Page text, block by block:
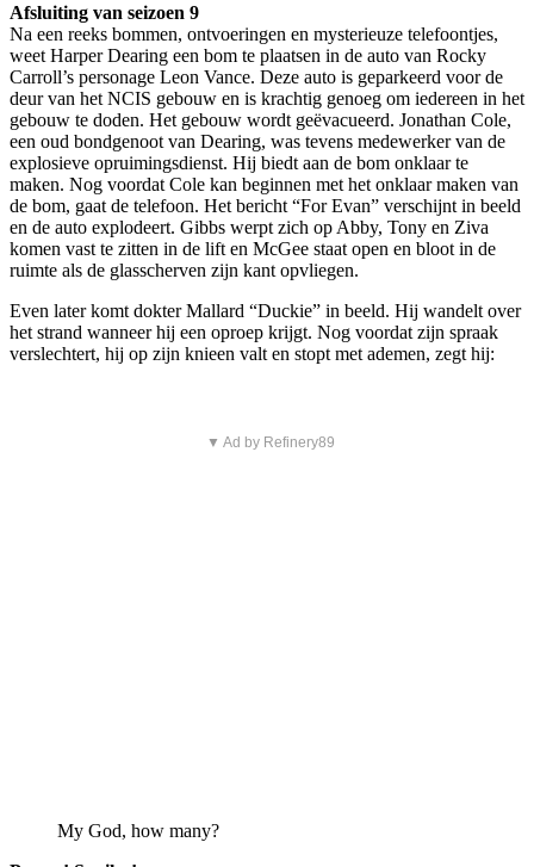
Afsluiting van seizoen 9
Na een reeks bommen, ontvoeringen en mysterieuze telefoontjes,
weet Harper Dearing een bom te plaatsen in de auto van Rocky
Carroll’s personage Leon Vance. Deze auto is geparkeerd voor de
deur van het NCIS gebouw en is krachtig genoeg om iedereen in het
gebouw te doden. Het gebouw wordt geëvacueerd. Jonathan Cole,
een oud bondgenoot van Dearing, was tevens medewerker van de
explosieve opruimingsdienst. Hij biedt aan de bom onklaar te
maken. Nog voordat Cole kan beginnen met het onklaar maken van
de bom, gaat de telefoon. Het bericht “For Evan” verschijnt in beeld
en de auto explodeert. Gibbs werpt zich op Abby, Tony en Ziva
komen vast te zitten in de lift en McGee staat open en bloot in de
ruimte als de glasscherven zijn kant opvliegen.
Even later komt dokter Mallard “Duckie” in beeld. Hij wandelt over
het strand wanneer hij een oproep krijgt. Nog voordat zijn spraak
verslechtert, hij op zijn knieen valt en stopt met ademen, zegt hij:
▼ Ad by Refinery89
My God, how many?